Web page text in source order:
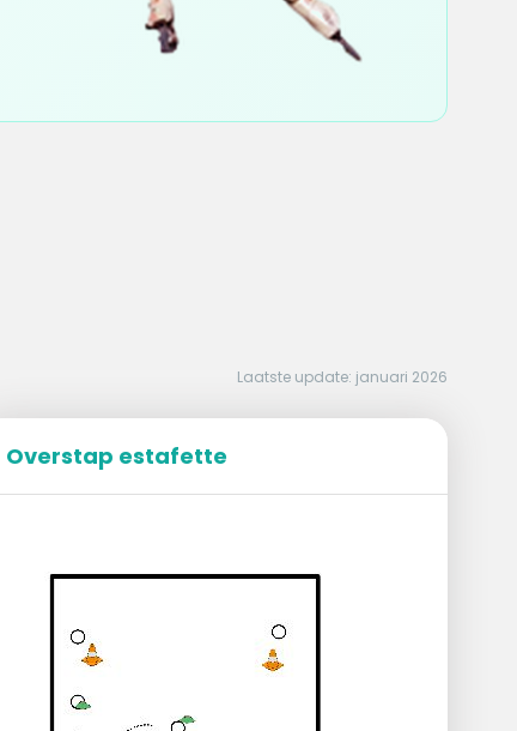
Laatste update: januari 2026
Overstap estafette